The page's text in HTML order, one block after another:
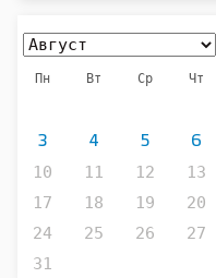
Пн Вт Ср Чт
3 4 5 6
10
11 12 13
17
18 19 20
24
25 26 27
31